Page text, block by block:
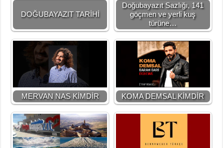
DOĞUBAYAZIT TARİHİ
Doğubayazıt Sazlığı, 141
göçmen ve yerli kuş
türüne…
MERVAN NAS KİMDİR KOMA DEMSAL KİMDİR